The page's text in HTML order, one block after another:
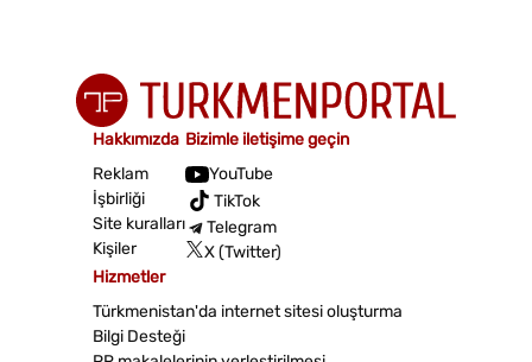
Hakkımızda
Reklam
İşbirliği
Site kuralları
Kişiler
Bizimle iletişime geçin
YouTube
TikTok
Telegram
X (Twitter)
Hizmetler
Türkmenistan'da internet sitesi oluşturma
Bilgi Desteği